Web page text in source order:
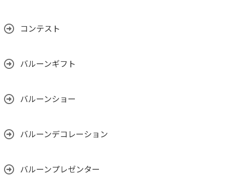
コンテスト
バルーンギフト
バルーンショー
バルーンデコレーション
バルーンプレゼンター